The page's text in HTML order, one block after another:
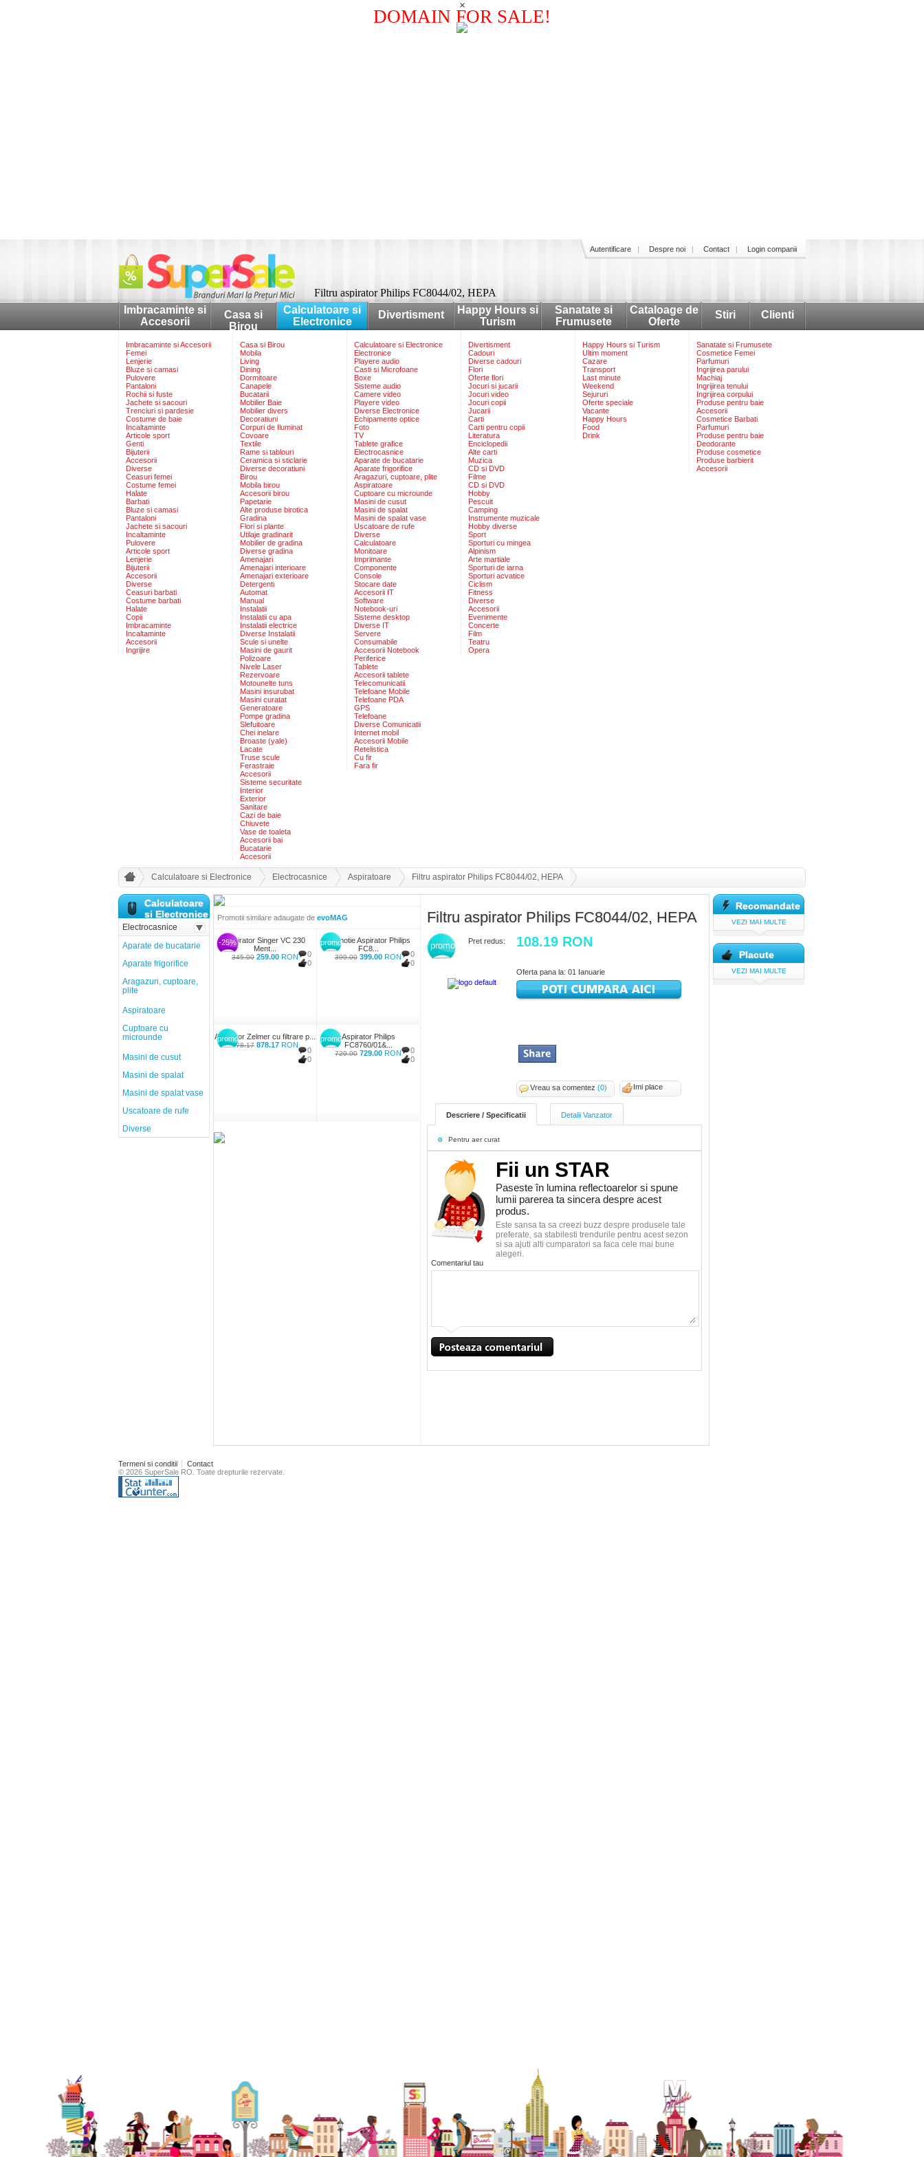
×
DOMAIN FOR SALE!
Filtru aspirator Philips FC8044/02, HEPA
Autentificare Despre noi Contact Login companii
Imbracaminte si
Accesorii
Casa si
Birou
Calculatoare si
Electronice
Divertisment
Happy Hours si
Turism
Sanatate si
Frumusete
Cataloage de
Oferte
Stiri Clienti
Imbracaminte si Accesorii
Femei
Lenjerie
Bluze si camasi
Pulovere
Pantaloni
Rochii si fuste
Jachete si sacouri
Trenciuri si pardesie
Costume de baie
Incaltaminte
Articole sport
Genti
Bijuterii
Accesorii
Diverse
Ceasuri femei
Costume femei
Halate
Barbati
Bluze si camasi
Pantaloni
Jachete si sacouri
Incaltaminte
Pulovere
Articole sport
Lenjerie
Bijuterii
Accesorii
Diverse
Ceasuri barbati
Costume barbati
Halate
Copii
Imbracaminte
Incaltaminte
Accesorii
Ingrijire
Casa si Birou
Mobila
Living
Dining
Dormitoare
Canapele
Bucatarii
Mobilier Baie
Mobilier divers
Decoratiuni
Corpuri de Iluminat
Covoare
Textile
Rame si tablouri
Ceramica si sticlarie
Diverse decoratiuni
Birou
Mobila birou
Accesorii birou
Papetarie
Alte produse birotica
Gradina
Flori si plante
Utilaje gradinarit
Mobilier de gradina
Diverse gradina
Amenajari
Amenajari interioare
Amenajari exterioare
Detergenti
Automat
Manual
Instalatii
Instalatii cu apa
Instalatii electrice
Diverse Instalatii
Scule si unelte
Masini de gaurit
Polizoare
Nivele Laser
Rezervoare
Motounelte tuns
Masini insurubat
Masini curatat
Generatoare
Pompe gradina
Slefuitoare
Chei inelare
Broaste (yale)
Lacate
Truse scule
Ferastraie
Accesorii
Sisteme securitate
Interior
Exterior
Sanitare
Cazi de baie
Chiuvete
Vase de toaleta
Accesorii bai
Bucatarie
Accesorii
Calculatoare si Electronice
Electronice
Playere audio
Casti si Microfoane
Boxe
Sisteme audio
Camere video
Playere video
Diverse Electronice
Echipamente optice
Foto
TV
Tablete grafice
Electrocasnice
Aparate de bucatarie
Aparate frigorifice
Aragazuri, cuptoare, plite
Aspiratoare
Cuptoare cu microunde
Masini de cusut
Masini de spalat
Masini de spalat vase
Uscatoare de rufe
Diverse
Calculatoare
Monitoare
Imprimante
Componente
Console
Stocare date
Accesorii IT
Software
Notebook-uri
Sisteme desktop
Diverse IT
Servere
Consumabile
Accesorii Notebook
Periferice
Tablete
Accesorii tablete
Telecomunicatii
Telefoane Mobile
Telefoane PDA
GPS
Telefoane
Diverse Comunicatii
Internet mobil
Accesorii Mobile
Retelistica
Cu fir
Fara fir
Divertisment
Cadouri
Diverse cadouri
Flori
Oferte flori
Jocuri si jucarii
Jocuri video
Jocuri copii
Jucarii
Carti
Carti pentru copii
Literatura
Enciclopedii
Alte carti
Muzica
CD si DVD
Filme
CD si DVD
Hobby
Pescuit
Camping
Instrumente muzicale
Hobby diverse
Sport
Sporturi cu mingea
Alpinism
Arte martiale
Sporturi de iarna
Sporturi acvatice
Ciclism
Fitness
Diverse
Accesorii
Evenimente
Concerte
Film
Teatru
Opera
Happy Hours si Turism
Ultim moment
Cazare
Transport
Last minute
Weekend
Sejururi
Oferte speciale
Vacante
Happy Hours
Food
Drink
Sanatate si Frumusete
Cosmetice Femei
Parfumuri
Ingrijirea parului
Machiaj
Ingrijirea tenului
Ingrijirea corpului
Produse pentru baie
Accesorii
Cosmetice Barbati
Parfumuri
Produse pentru baie
Deodorante
Produse cosmetice
Produse barbierit
Accesorii
Calculatoare si Electronice Electrocasnice Aspiratoare Filtru aspirator Philips FC8044/02, HEPA
Promotii similare adaugate de evoMAG
-25%
0
0
Aspirator Singer VC 230
Ment...
345.00 259.00 RON
promo
0
0
Promotie Aspirator Philips
FC8...
399.00 399.00 RON
promo
0
0
Aspirator Zelmer cu filtrare p...
878.17 878.17 RON
promo
0
0
Aspirator Philips
FC8760/01&...
729.00 729.00 RON
Filtru aspirator Philips FC8044/02, HEPA
promo Pret redus: 108.19 RON
Oferta pana la: 01 Ianuarie
Vreau sa comentez (0) Imi place
Descriere / Specificatii
Pentru aer curat
Detalii Vanzator
Fii un STAR
Paseste în lumina reflectoarelor si spune
lumii parerea ta sincera despre acest
produs.
Este sansa ta sa creezi buzz despre produsele tale
preferate, sa stabilesti trendurile pentru acest sezon
si sa ajuti alti cumparatori sa faca cele mai bune
alegeri.
Comentariul tau
Calculatoare
si Electronice
Electrocasnice
Aparate de bucatarie
Aparate frigorifice
Aragazuri, cuptoare,
plite
Aspiratoare
Cuptoare cu
microunde
Masini de cusut
Masini de spalat
Masini de spalat vase
Uscatoare de rufe
Diverse
Recomandate
VEZI MAI MULTE
Placute
VEZI MAI MULTE
Termeni si conditii
Contact
© 2026 SuperSale RO. Toate drepturile rezervate.